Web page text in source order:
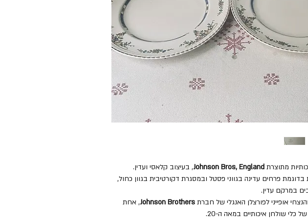
מתוצרת Johnson Bros, England, בעיצוב קלאסי ועדין.
פרחים עדינה בגווני פסטל ובמסגרת דקורטיבית בגוון כחול,
במרקם עדין.
אופייני לפורצלן האנגלי של חברת Johnson Brothers, אחת
של כלי שולחן איכותיים במאה ה-20.